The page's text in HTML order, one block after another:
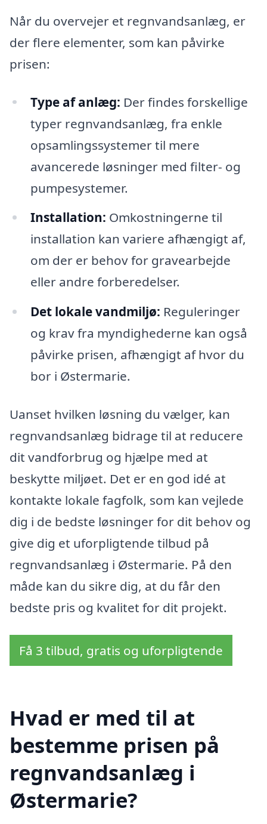
Når du overvejer et regnvandsanlæg, er
der flere elementer, som kan påvirke
prisen:
Type af anlæg: Der findes forskellige
typer regnvandsanlæg, fra enkle
opsamlingssystemer til mere
avancerede løsninger med filter- og
pumpesystemer.
Installation: Omkostningerne til
installation kan variere afhængigt af,
om der er behov for gravearbejde
eller andre forberedelser.
Det lokale vandmiljø: Reguleringer
og krav fra myndighederne kan også
påvirke prisen, afhængigt af hvor du
bor i Østermarie.
Uanset hvilken løsning du vælger, kan
regnvandsanlæg bidrage til at reducere
dit vandforbrug og hjælpe med at
beskytte miljøet. Det er en god idé at
kontakte lokale fagfolk, som kan vejlede
dig i de bedste løsninger for dit behov og
give dig et uforpligtende tilbud på
regnvandsanlæg i Østermarie. På den
måde kan du sikre dig, at du får den
bedste pris og kvalitet for dit projekt.
Få 3 tilbud, gratis og uforpligtende
Hvad er med til at
bestemme prisen på
regnvandsanlæg i
Østermarie?